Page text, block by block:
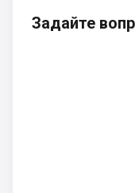
Задайте